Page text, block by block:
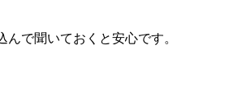
で聞いておくと安心です。